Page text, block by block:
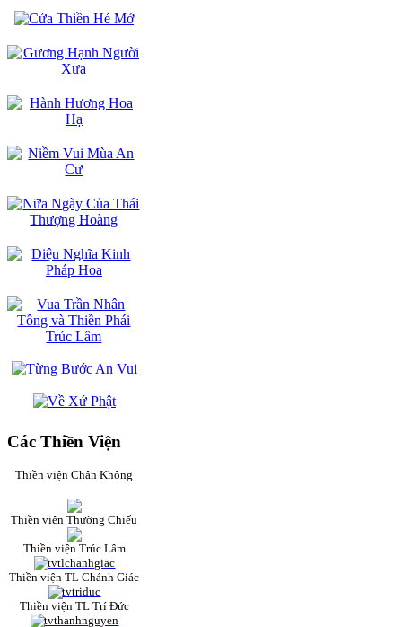
Các Thiền Viện
Thiền viện Chân Không
Thiền viện Thường Chiếu
Thiền viện Trúc Lâm
Thiền viện TL Chánh Giác
Thiền viện TL Trí Đức